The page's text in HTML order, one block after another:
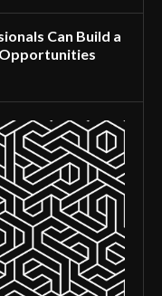
Can Build a